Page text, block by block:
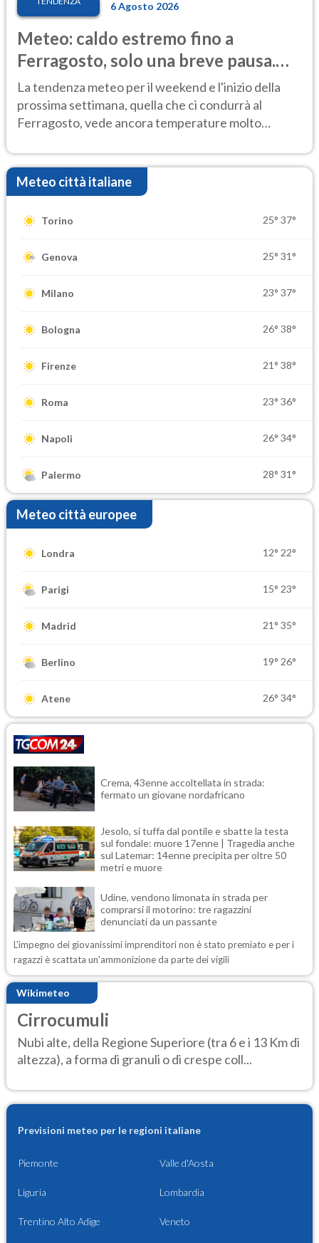
6 Agosto 2026
Meteo: caldo estremo fino a
Ferragosto, solo una breve pausa.
Ecco dove
La tendenza meteo per il weekend e l'inizio della
prossima settimana, quella che ci condurrà al
Ferragosto, vede ancora temperature molto
Meteo città italiane
Torino 25° 37°
Genova 25° 31°
Milano 23° 37°
Bologna 26° 38°
Firenze 21° 38°
Roma 23° 36°
Napoli 26° 34°
Palermo 28° 31°
Meteo città europee
Londra 12° 22°
Parigi 15° 23°
Madrid 21° 35°
Berlino 19° 26°
Atene 26° 34°
Crema, 43enne accoltellata in strada:
fermato un giovane nordafricano
Jesolo, si tuffa dal pontile e sbatte la testa
sul fondale: muore 17enne | Tragedia anche
sul Latemar: 14enne precipita per oltre 50
metri e muore
Udine, vendono limonata in strada per
comprarsi il motorino: tre ragazzini
denunciati da un passante
L'impegno dei giovanissimi imprenditori non è stato premiato e per i
ragazzi è scattata un'ammonizione da parte dei vigili
Wikimeteo
Cirrocumuli
Nubi alte, della Regione Superiore (tra 6 e i 13 Km di
altezza), a forma di granuli o di crespe coll...
Previsioni meteo per le regioni italiane
Piemonte Valle d'Aosta
Liguria Lombardia
Trentino Alto Adige Veneto